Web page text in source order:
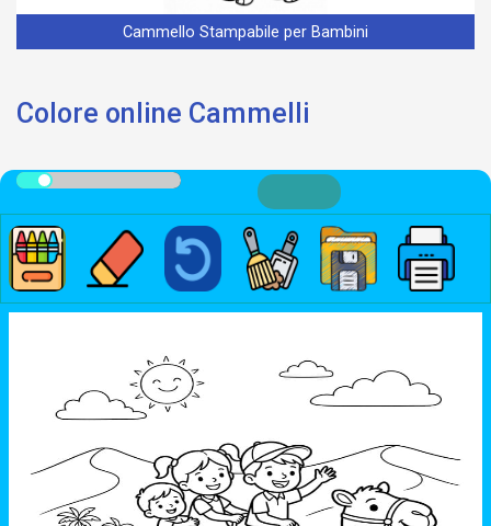
Cammello Stampabile per Bambini
Colore online Cammelli